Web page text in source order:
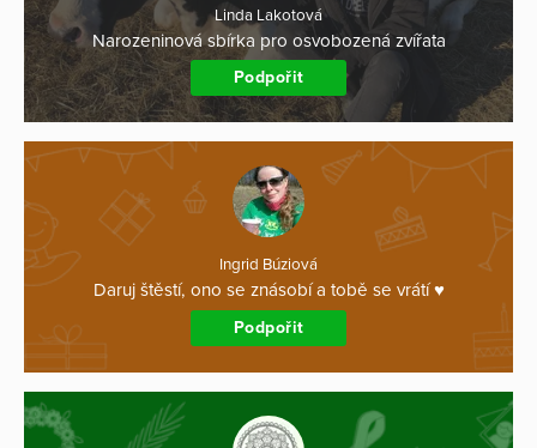
Linda Lakotová
Narozeninová sbírka pro osvobozená zvířata
Podpořit
Ingrid Búziová
Daruj štěstí, ono se znásobí a tobě se vrátí ♥
Podpořit